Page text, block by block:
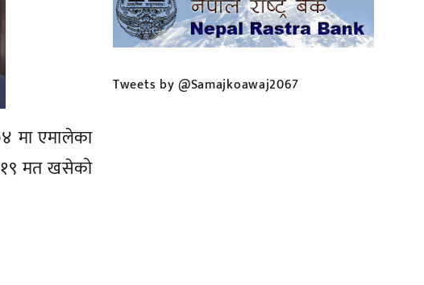
मा एमालेका
मत खसेको
Tweets by @Samajkoawaj2067